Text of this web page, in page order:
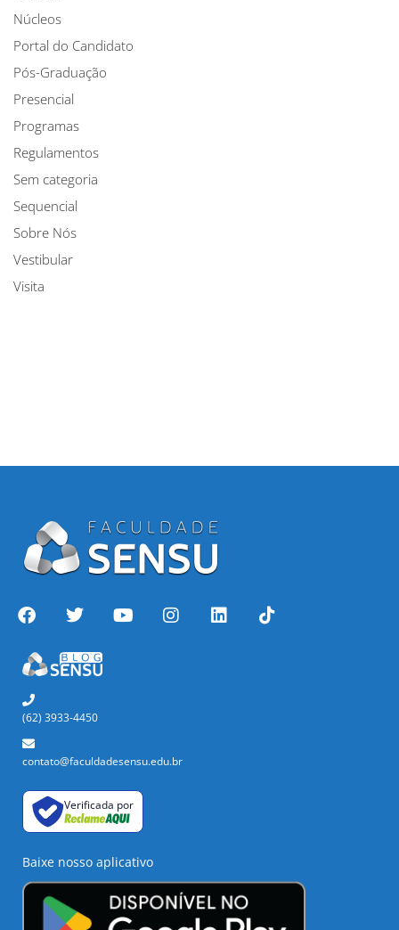
Núcleos
Portal do Candidato
Pós-Graduação
Presencial
Programas
Regulamentos
Sem categoria
Sequencial
Sobre Nós
Vestibular
Visita
(62) 3933-4450
contato@faculdadesensu.edu.br
Verificada por
Baixe nosso aplicativo